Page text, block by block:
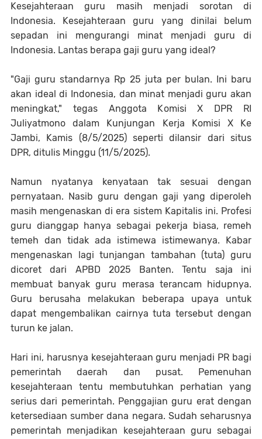
Kesejahteraan guru masih menjadi sorotan di
Indonesia. Kesejahteraan guru yang dinilai belum
sepadan ini mengurangi minat menjadi guru di
Indonesia. Lantas berapa gaji guru yang ideal?
"Gaji guru standarnya Rp 25 juta per bulan. Ini baru
akan ideal di Indonesia, dan minat menjadi guru akan
meningkat," tegas Anggota Komisi X DPR RI
Juliyatmono dalam Kunjungan Kerja Komisi X Ke
Jambi, Kamis (8/5/2025) seperti dilansir dari situs
DPR, ditulis Minggu (11/5/2025).
Namun nyatanya kenyataan tak sesuai dengan
pernyataan. Nasib guru dengan gaji yang diperoleh
masih mengenaskan di era sistem Kapitalis ini. Profesi
guru dianggap hanya sebagai pekerja biasa, remeh
temeh dan tidak ada istimewa istimewanya. Kabar
mengenaskan lagi tunjangan tambahan (tuta) guru
dicoret dari APBD 2025 Banten. Tentu saja ini
membuat banyak guru merasa terancam hidupnya.
Guru berusaha melakukan beberapa upaya untuk
dapat mengembalikan cairnya tuta tersebut dengan
turun ke jalan.
Hari ini, harusnya kesejahteraan guru menjadi PR bagi
pemerintah daerah dan pusat. Pemenuhan
kesejahteraan tentu membutuhkan perhatian yang
serius dari pemerintah. Penggajian guru erat dengan
ketersediaan sumber dana negara. Sudah seharusnya
pemerintah menjadikan kesejahteraan guru sebagai